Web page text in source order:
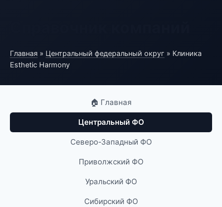
Главная » Центральный федеральный округ » Клиника
Esthetic Harmony
🏠 Главная
Центральный ФО
Северо-Западный ФО
Приволжский ФО
Уральский ФО
Сибирский ФО